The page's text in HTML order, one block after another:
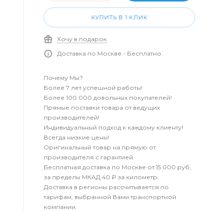
КУПИТЬ В 1 КЛИК
Хочу в подарок
Доставка по Москве - Бесплатно
Почему Мы?
Более 7 лет успешной работы!
Более 100 000 довольных покупателей!
Прямые поставки товара от ведущих
производителей!
Индивидуальный подход к каждому клиенту!
Всегда низкие цены!
Оригинальный товар на прямую от
производителя с гарантией.
Бесплатная доставка по Москве от 15 000 руб,
за пределы МКАД 40 ₽ за километр.
Доставка в регионы рассчитывается по
тарифам, выбранной Вами транспортной
компании.